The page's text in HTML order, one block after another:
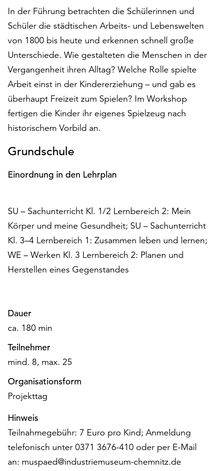
auf
„Alle
akzeptieren“,
um
alle
Cookies
akzeptieren.
Sie
können
Ihr
Einverständnis
jederzeit
ändern
widerrufen.
Ihnen
am
Ende
der
Seite
die
zur
Verfügung.
Funktionale
Cookies
werden
auch
ohne
Ihr
Einverständnis
weiterhin
ausgeführt.
Möchten
Sie
die
In der Führung betrachten die Schülerinnen und
Schüler die städtischen Arbeits- und Lebenswelten
von 1800 bis heute und erkennen schnell große
Unterschiede. Wie gestalteten die Menschen in der
Vergangenheit ihren Alltag? Welche Rolle spielte
Arbeit einst in der Kindererziehung – und gab es
überhaupt Freizeit zum Spielen? Im Workshop
fertigen die Kinder ihr eigenes Spielzeug nach
historischem Vorbild an.
Grundschule
Einordnung in den Lehrplan
SU – Sachunterricht Kl. 1/2 Lernbereich 2: Mein
Körper und meine Gesundheit; SU – Sachunterricht
Kl. 3–4 Lernbereich 1: Zusammen leben und lernen;
WE – Werken Kl. 3 Lernbereich 2: Planen und
Herstellen eines Gegenstandes
Dauer
ca. 180 min
Teilnehmer
mind. 8, max. 25
Organisationsform
Projekttag
Hinweis
Teilnahmegebühr: 7 Euro pro Kind; Anmeldung
telefonisch unter 0371 3676-410 oder per E-Mail
an: muspaed@industriemuseum-chemnitz.de